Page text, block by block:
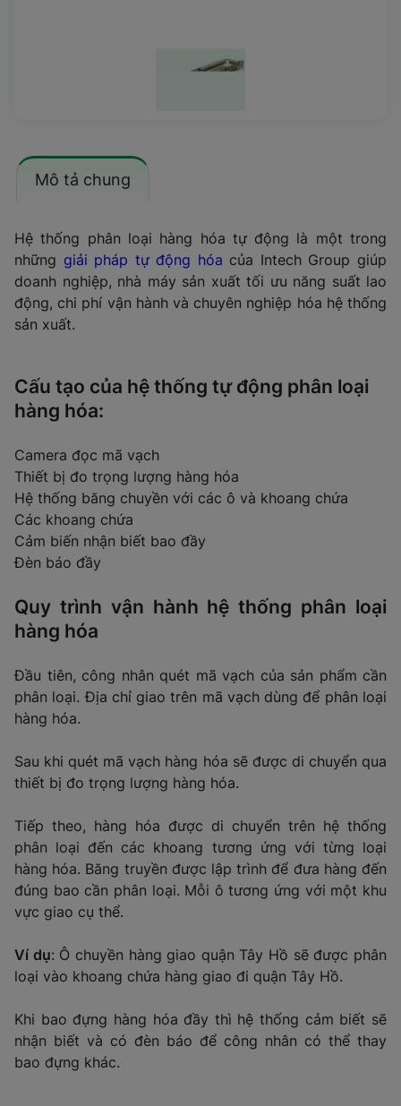
Mô tả chung
Hệ thống phân loại hàng hóa tự động là một trong
những giải pháp tự động hóa của Intech Group giúp
doanh nghiệp, nhà máy sản xuất tối ưu năng suất lao
động, chi phí vận hành và chuyên nghiệp hóa hệ thống
sản xuất.
Cấu tạo của hệ thống tự động phân loại
hàng hóa:
Camera đọc mã vạch
Thiết bị đo trọng lượng hàng hóa
Hệ thống băng chuyền với các ô và khoang chứa
Các khoang chứa
Cảm biến nhận biết bao đầy
Đèn báo đầy
Quy trình vận hành hệ thống phân loại
hàng hóa
Đầu tiên, công nhân quét mã vạch của sản phẩm cần
phân loại. Địa chỉ giao trên mã vạch dùng để phân loại
hàng hóa.
Sau khi quét mã vạch hàng hóa sẽ được di chuyển qua
thiết bị đo trọng lượng hàng hóa.
Tiếp theo, hàng hóa được di chuyển trên hệ thống
phân loại đến các khoang tương ứng với từng loại
hàng hóa. Băng truyền được lập trình để đưa hàng đến
đúng bao cần phân loại. Mỗi ô tương ứng với một khu
vực giao cụ thể.
Ví dụ: Ô chuyền hàng giao quận Tây Hồ sẽ được phân
loại vào khoang chứa hàng giao đi quận Tây Hồ.
Khi bao đựng hàng hóa đầy thì hệ thống cảm biết sẽ
nhận biết và có đèn báo để công nhân có thể thay
bao đựng khác.